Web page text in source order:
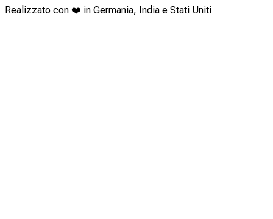
Realizzato con ❤️ in Germania, India e Stati Uniti